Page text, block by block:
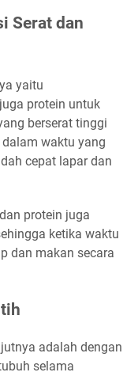
Serat dan
yaitu
protein untuk
berserat tinggi
waktu yang
cepat lapar dan
protein juga
ketika waktu
dan makan secara
adalah dengan
selama